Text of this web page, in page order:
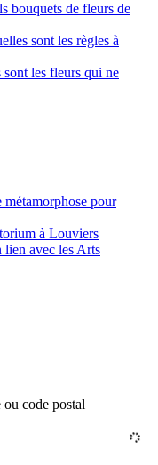
bouquets de fleurs de
sont les règles à
les fleurs qui ne
métamorphose pour
à Louviers
lien avec les Arts
code postal